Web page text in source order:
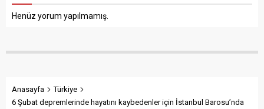
Henüz yorum yapılmamış.
Anasayfa
Türkiye
6 Şubat depremlerinde hayatını kaybedenler için İstanbul Barosu’nda